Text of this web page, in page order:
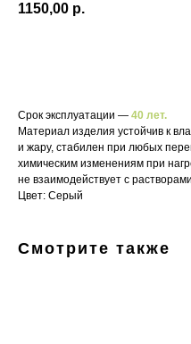
1150,00 р.
Срок эксплуатации — 40 лет.
Материал изделия устойчив к
и жару, стабилен при любых
химическим изменениям при
не взаимодействует с
Цвет: Серый
Смотрите также